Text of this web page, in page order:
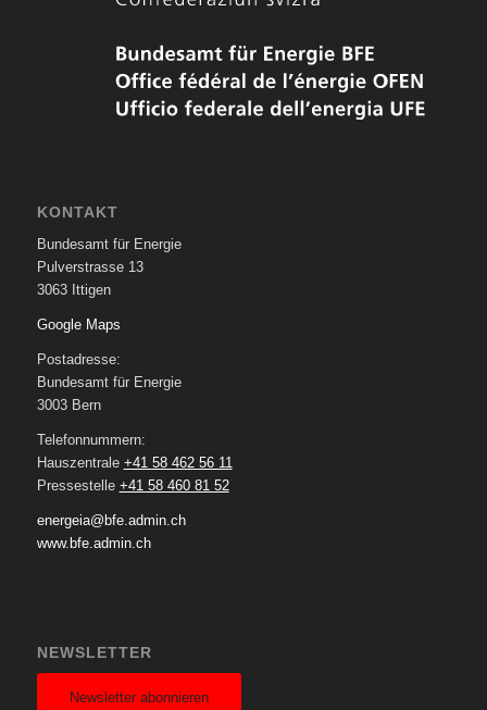
KONTAKT
Bundesamt für Energie
Pulverstrasse 13
3063 Ittigen
Google Maps
Postadresse:
Bundesamt für Energie
3003 Bern
Telefonnummern:
Hauszentrale +41 58 462 56 11
Pressestelle +41 58 460 81 52
energeia@bfe.admin.ch
www.bfe.admin.ch
NEWSLETTER
Newsletter abonnieren